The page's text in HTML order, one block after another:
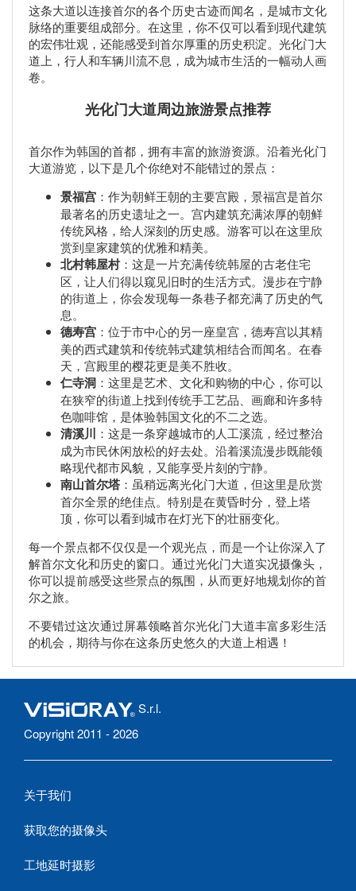
这条大道以连接首尔的各个历史古迹而闻名，是城市文化
脉络的重要组成部分。在这里，你不仅可以看到现代建筑
的宏伟壮观，还能感受到首尔厚重的历史积淀。光化门大
道上，行人和车辆川流不息，成为城市生活的一幅动人画
卷。
光化门大道周边旅游景点推荐
首尔作为韩国的首都，拥有丰富的旅游资源。沿着光化门
大道游览，以下是几个你绝对不能错过的景点：
景福宫 ：作为朝鲜王朝的主要宫殿，景福宫是首尔
最著名的历史遗址之一。宫内建筑充满浓厚的朝鲜
传统风格，给人深刻的历史感。游客可以在这里欣
赏到皇家建筑的优雅和精美。
北村韩屋村：这是一片充满传统韩屋的古老住宅
区，让人们得以窥见旧时的生活方式。漫步在宁静
的街道上，你会发现每一条巷子都充满了历史的气
息。
德寿宫 ：位于市中心的另一座皇宫，德寿宫以其精
美的西式建筑和传统韩式建筑相结合而闻名。在春
天，宫殿里的樱花更是美不胜收。
仁寺洞 ：这里是艺术、文化和购物的中心，你可以
在狭窄的街道上找到传统手工艺品、画廊和许多特
色咖啡馆，是体验韩国文化的不二之选。
清溪川 ：这是一条穿越城市的人工溪流，经过整治
成为市民休闲放松的好去处。沿着溪流漫步既能领
略现代都市风貌，又能享受片刻的宁静。
南山首尔塔 ：虽稍远离光化门大道，但这里是欣赏
首尔全景的绝佳点。特别是在黄昏时分，登上塔
顶，你可以看到城市在灯光下的壮丽变化。
每一个景点都不仅仅是一个观光点，而是一个让你深入了
解首尔文化和历史的窗口。通过光化门大道实况摄像头，
你可以提前感受这些景点的氛围，从而更好地规划你的首
尔之旅。
不要错过这次通过屏幕领略首尔光化门大道丰富多彩生活
的机会，期待与你在这条历史悠久的大道上相遇！
S.r.l.
Copyright 2011 - 2026
关于我们
获取您的摄像头
工地延时摄影